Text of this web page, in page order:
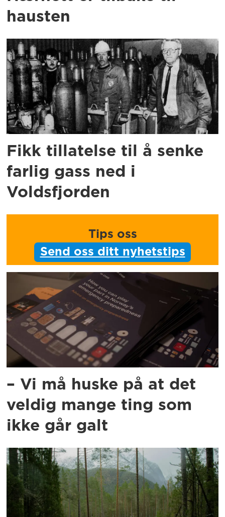
hausten
Fikk tillatelse til å senke
farlig gass ned i
Voldsfjorden
Tips oss
Send oss ditt nyhetstips
– Vi må huske på at det
veldig mange ting som
ikke går galt